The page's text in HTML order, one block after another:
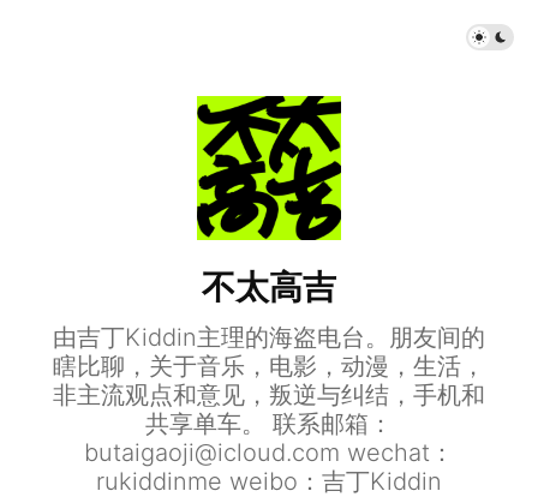
不太高吉
由吉丁Kiddin主理的海盗电台。朋友间的
瞎比聊，关于音乐，电影，动漫，生活，
非主流观点和意见，叛逆与纠结，手机和
共享单车。 联系邮箱：
butaigaoji@icloud.com wechat：
rukiddinme weibo：吉丁Kiddin